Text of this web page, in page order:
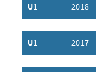
U1 2018
Inhalt aufklappen
U1 2017
Inhalt aufklappen